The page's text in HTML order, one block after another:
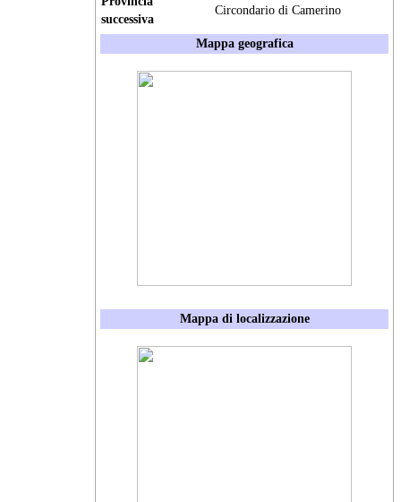
successiva
Circondario di Camerino
Mappa geografica
Mappa di localizzazione